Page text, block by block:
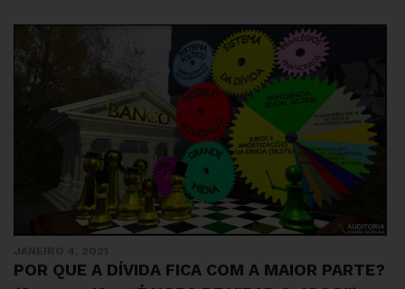
POR QUE A DÍVIDA FICA COM A MAIOR PARTE?